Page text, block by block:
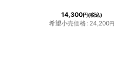
14,300円(税込)
希望小売価格: 24,200円